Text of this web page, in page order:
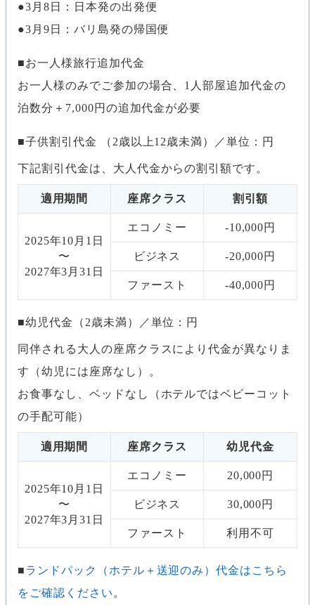
●3月8日：日本発の出発便
●3月9日：バリ島発の帰国便
お一人様旅行追加代金
お一人様のみでご参加の場合、1人部屋追加代金の
泊数分＋7,000円の追加代金が必要
子供割引代金 （2歳以上12歳未満）／単位：円
下記割引代金は、大人代金からの割引額です。
適用期間 座席クラス 割引額
2025年10月1日
〜
2027年3月31日
エコノミー -10,000円
ビジネス -20,000円
ファースト -40,000円
幼児代金（2歳未満）／単位：円
同伴される大人の座席クラスにより代金が異なりま
す（幼児には座席なし）。
お食事なし、ベッドなし（ホテルではベビーコット
の手配可能）
適用期間 座席クラス 幼児代金
2025年10月1日
〜
2027年3月31日
エコノミー 20,000円
ビジネス 30,000円
ファースト 利用不可
ランドパック（ホテル＋送迎のみ）代金はこちら
をご確認ください 。